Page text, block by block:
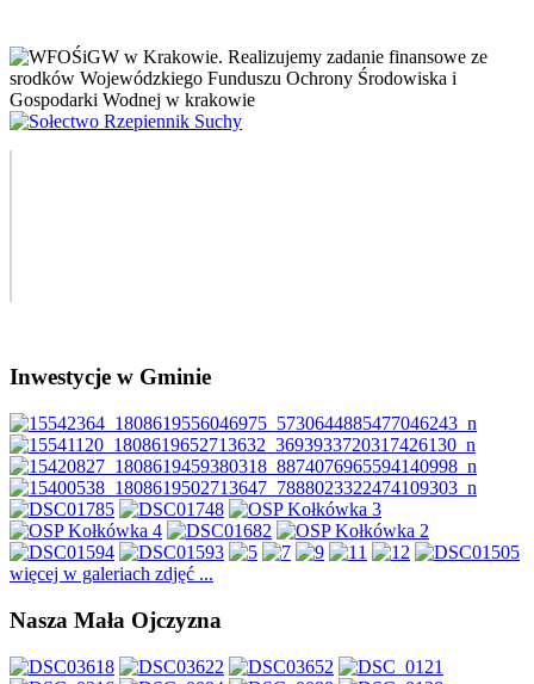
Inwestycje w Gminie
więcej w galeriach zdjęć ...
Nasza Mała Ojczyzna